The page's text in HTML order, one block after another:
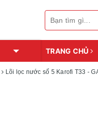
TRANG CHỦ
Lõi lọc nước số 5 Karofi T33 -